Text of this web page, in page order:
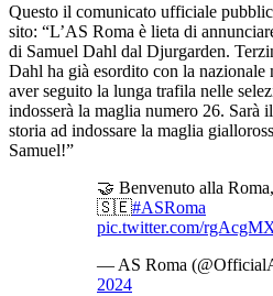
Questo il comunicato ufficiale
sito: “L’AS Roma è lieta di
di Samuel Dahl dal Djurgarden.
Dahl ha già esordito con la nazionale
aver seguito la lunga trafila nelle
indosserà la maglia numero 26. Sarà
storia ad indossare la maglia
Samuel!”
🤝 Benvenuto alla
🇸🇪#ASRoma
pic.twitter.com/
— AS Roma
2024